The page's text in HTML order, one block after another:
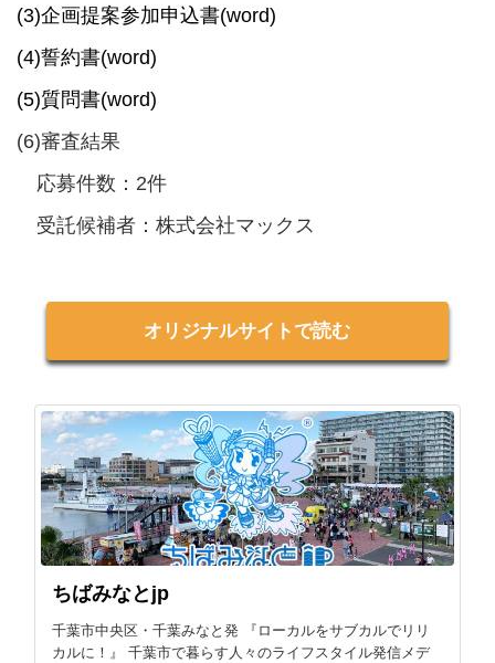
(3)企画提案参加申込書(word)
(4)誓約書(word)
(5)質問書(word)
(6)審査結果
応募件数：2件
受託候補者：株式会社マックス
オリジナルサイトで読む
ちばみなとjp
千葉市中央区・千葉みなと発 『ローカルをサブカルでリリ
カルに！』 千葉市で暮らす人々のライフスタイル発信メデ